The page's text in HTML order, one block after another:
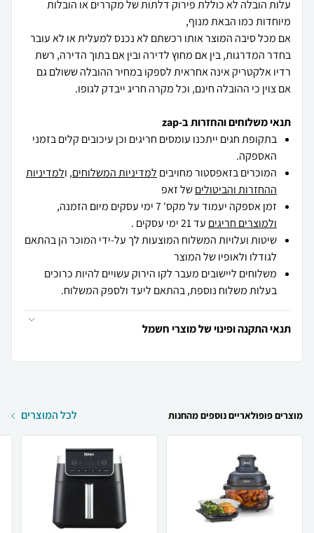
עלות הובלה לא כוללת פירוק דלתות של מקררים או הובלות
אם מכל סיבה המוצר אותו רכשתם לא נכנס למעלית או לא עובר
בחדר המדרגות, בין אם מחוץ לדירה ובין אם בתוך הדירה, רשת
רדיו אלקטריק אינה אחראית לספקו במחיר ההובלה ששולם גם
אם צוין כי ההובלה חינם, וכל מקרה חריג ייבדק לגופו.
תנאי משלוחים והחזרות ב-zap
בתקופת חגים ייתכנו עומסים חריגים וכן עיכובים קלים בזמני
האספקה.
המוכרים בזאפסטור מחויבים למדיניות המשלוחים, ולמדיניות
ההחזרות והביטוליםשל זאפ
זמן אספקה יעמוד על מקס' 7 ימי עסקים מיום הזמנה,
ולמוצרים חריגים עד 21 ימי עסקים .
שיטות ועלויות המשלוח המוצעות לך על-ידי המוכר הן בהתאם
לגודלו ולאופיו של המוצר
משלוחים ליישובים מעבר לקו הירוק עשויים להיות כרוכים
בעלות משלוח נוספת, בהתאם ליעד ולספק המשלוח.
תנאי התקנה ופינוי של מוצרי חשמל
מוצרים פופולאריים נוספים מהחנות לכל המוצרים